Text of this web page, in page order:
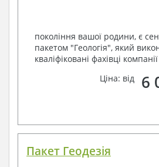
покоління вашої родини, є
пакетом "Геологія", який
кваліфіковані фахівці
Ціна: від
6
Пакет Геодезія